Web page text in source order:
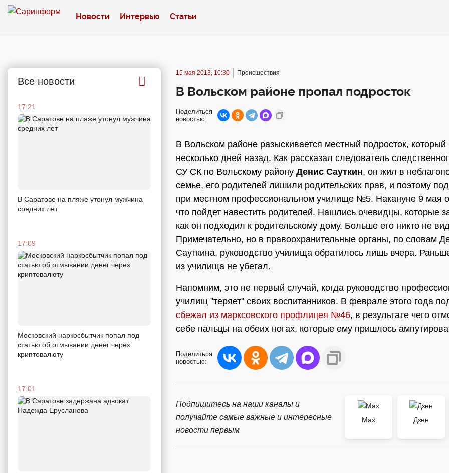
Новости Интервью Статьи
Все новости
17:21
В Саратове на пляже утонул мужчина
средних лет
17:09
Московский наркосбытчик попал под
статью об отмывании денег через
криптовалюту
17:01
15 мая 2013, 10:30 Происшествия
В Вольском районе пропал подросток
Поделиться
новостью:
В Вольском районе разыскивается местный подросток, который
несколько дней назад. Как рассказал следователь
СУ СК по Вольскому району Денис Сауткин, он жил в
семье, его родителей лишили родительских прав, и поэтому
при местном профессиональном училище №5. Накануне 9 мая
что пойдет навестить родителей. Нашлись очевидцы, которые
как он подходил к родительскому дому. Больше его никто не
Примечательно, но в правоохранительные органы, по словам
Сауткина, руководство училища обратилось лишь вчера.
из училища не убегал.
Напомним, это не первый случай, когда руководство
училищ "теряет" своих воспитанников. В феврале этого года
сбежал из марксовского профлицея №46, в результате чего
себе пальцы на обеих ногах, которые ему пришлось
Поделиться
новостью:
Подпишитесь на наши каналы и
получайте самые важные и интересные
новости первым
Max
Дзен